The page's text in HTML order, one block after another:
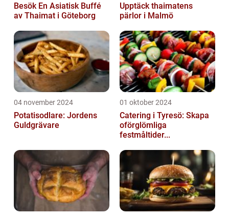
Besök En Asiatisk Buffé
av Thaimat i Göteborg
Upptäck thaimatens
pärlor i Malmö
04 november 2024
Potatisodlare: Jordens
Guldgrävare
01 oktober 2024
Catering i Tyresö: Skapa
oförglömliga
festmåltider...